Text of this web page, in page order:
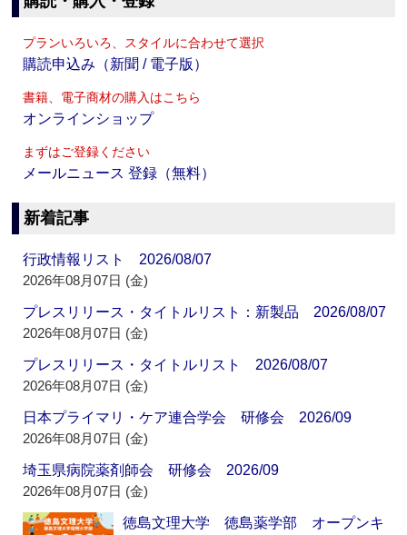
プランいろいろ、スタイルに合わせて選択
購読申込み（新聞 / 電子版）
書籍、電子商材の購入はこちら
オンラインショップ
まずはご登録ください
メールニュース 登録（無料）
新着記事
行政情報リスト 2026/08/07
2026年08月07日 (金)
プレスリリース・タイトルリスト：新製品 2026/08/07
2026年08月07日 (金)
プレスリリース・タイトルリスト 2026/08/07
2026年08月07日 (金)
日本プライマリ・ケア連合学会 研修会 2026/09
2026年08月07日 (金)
埼玉県病院薬剤師会 研修会 2026/09
2026年08月07日 (金)
徳島文理大学 徳島薬学部 オープンキ